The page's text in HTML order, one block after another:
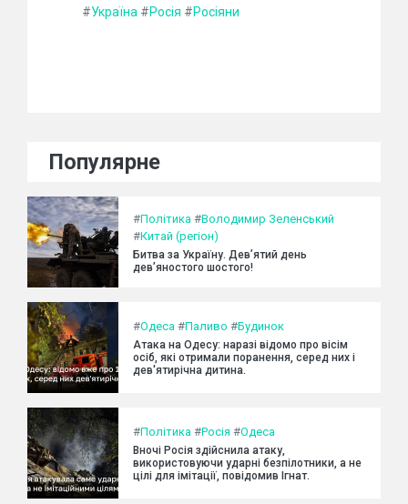
#Україна #Росія #Росіяни
Популярне
#Політика #Володимир Зеленський
#Китай (регіон)
Битва за Україну. Дев’ятий день
дев’яностого шостого!
#Одеса #Паливо #Будинок
Атака на Одесу: наразі відомо про вісім
осіб, які отримали поранення, серед них і
дев'ятирічна дитина.
#Політика #Росія #Одеса
Вночі Росія здійснила атаку,
використовуючи ударні безпілотники, а не
цілі для імітації, повідомив Ігнат.